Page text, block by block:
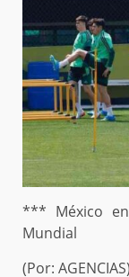
*** México
Mundial
(Por: